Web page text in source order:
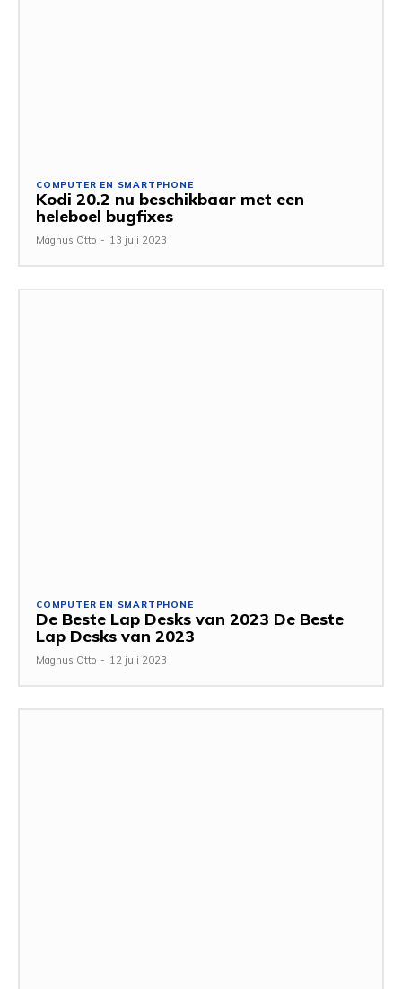
COMPUTER EN SMARTPHONE
Kodi 20.2 nu beschikbaar met een
heleboel bugfixes
Magnus Otto - 13 juli 2023
COMPUTER EN SMARTPHONE
De Beste Lap Desks van 2023 De Beste
Lap Desks van 2023
Magnus Otto - 12 juli 2023